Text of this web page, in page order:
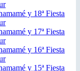
y 18ª Fiesta
y 17ª Fiesta
y 16ª Fiesta
y 15ª Fiesta